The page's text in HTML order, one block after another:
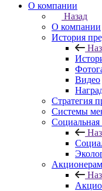
О компании
Назад
О компании
История
Видео
Стратегия
Системы
Социальная